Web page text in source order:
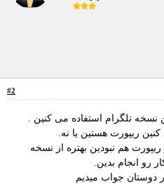
#2
تلگرام استفاده می کنین .
ریپورت هستین یا نه.
هم نبودین بهتره از نسخه
رو انجام بدین.
دوستان جواب میدیم